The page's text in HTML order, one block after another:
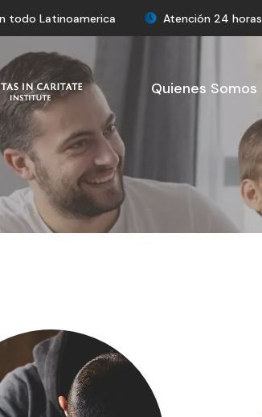
todo Latinoamerica Atención 24 horas
Quienes Somos